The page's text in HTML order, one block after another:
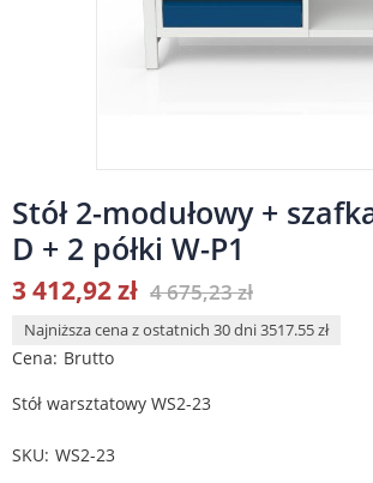
Stół 2-modułowy +
D + 2 półki W-P1
3 412,92 zł 4 675,23 zł
Najniższa cena z ostatnich 30 dni 3517.55 zł
Cena Brutto
Stół warsztatowy WS2-23
SKU WS2-23